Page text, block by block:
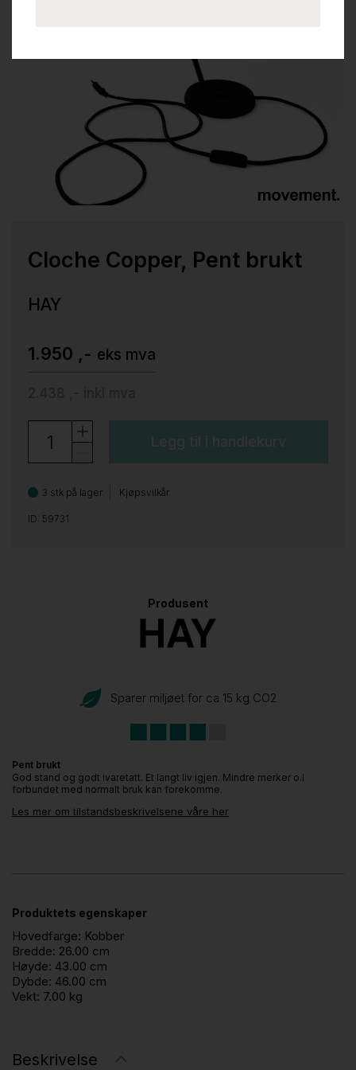
Cloche Copper, Pent brukt
HAY
1.950 ,- eks mva
Legg til i handlekurv
3 stk på lager Kjøpsvilkår
ID: 59731
Produsent
Sparer miljøet for ca 15 kg CO2
Pent brukt
God stand og godt ivaretatt. Et langt liv igjen. Mindre merker o.l
forbundet med normalt bruk kan forekomme.
Les mer om tilstandsbeskrivelsene våre her
Produktets egenskaper
Hovedfarge: Kobber
Bredde: 26.00 cm
Høyde: 43.00 cm
Dybde: 46.00 cm
Vekt: 7.00 kg
Beskrivelse